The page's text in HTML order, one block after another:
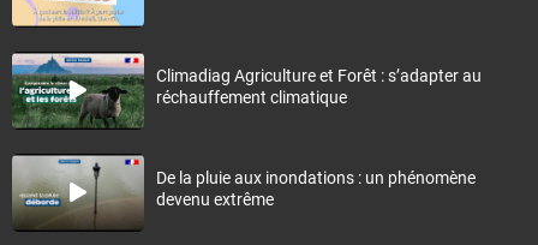
Climadiag Agriculture et Forêt : s’adapter au
réchauffement climatique
De la pluie aux inondations : un phénomène
devenu extrême